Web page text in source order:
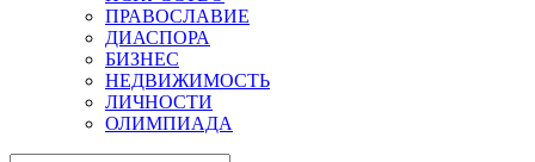
ПРАВОСЛАВИЕ
ДИАСПОРА
БИЗНЕС
НЕДВИЖИМОСТЬ
ЛИЧНОСТИ
ОЛИМПИАДА